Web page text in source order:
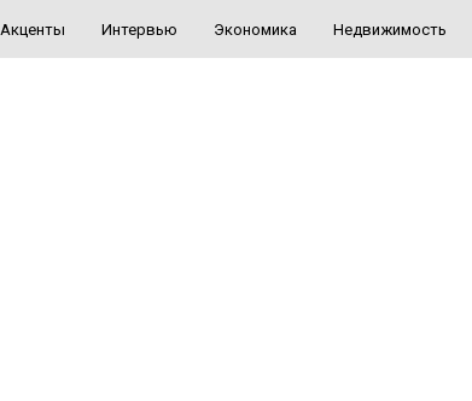
Акценты Интервью Экономика Недвижимость